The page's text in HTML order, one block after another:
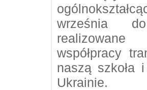
września
współpracy
naszą szkoła
Ukrainie.